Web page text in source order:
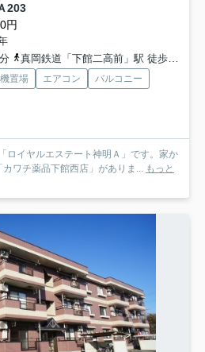
203
円
真岡鉄道「下館二高前」駅 徒歩19分
置場 エアコン
バルコニー
ロイヤルエステート神明Ａ」です。家か
ワチ薬品下館西店」がありま...
もっと